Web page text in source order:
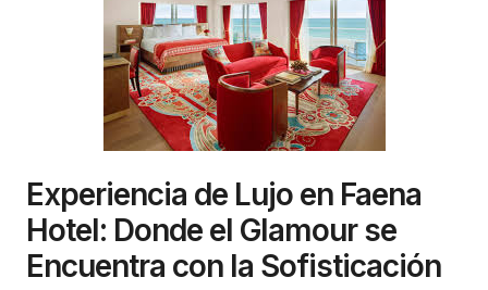
Experiencia de Lujo en Faena
Hotel: Donde el Glamour se
Encuentra con la Sofisticación